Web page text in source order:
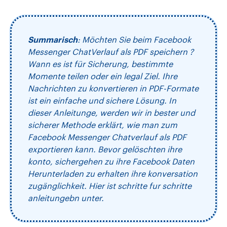
Summarisch: Möchten Sie beim Facebook
Messenger ChatVerlauf als PDF speichern ?
Wann es ist für Sicherung, bestimmte
Momente teilen oder ein legal Ziel. Ihre
Nachrichten zu konvertieren in PDF-Formate
ist ein einfache und sichere Lösung. In
dieser Anleitunge, werden wir in bester und
sicherer Methode erklärt, wie man zum
Facebook Messenger Chatverlauf als PDF
exportieren kann. Bevor gelöschten ihre
konto, sichergehen zu ihre Facebook Daten
Herunterladen zu erhalten ihre konversation
zugänglichkeit. Hier ist schritte fur schritte
anleitungebn unter.